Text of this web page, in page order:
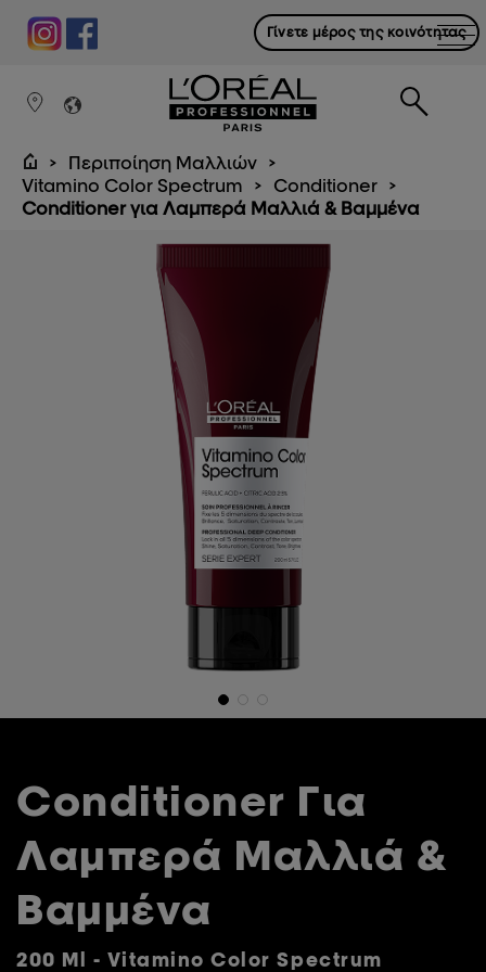
Γίνετε μέρος της κοινότητας
Περιποίηση Μαλλιών
Vitamino Color Spectrum
Conditioner
Conditioner για Λαμπερά Μαλλιά & Βαμμένα
Conditioner Για
Λαμπερά Μαλλιά &
Βαμμένα
200 Ml - Vitamino Color Spectrum